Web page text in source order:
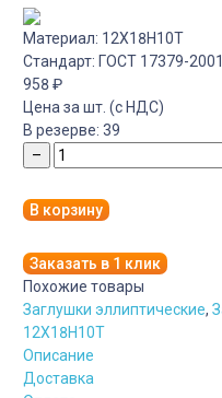
Материал: 12Х18Н10Т
Стандарт: ГОСТ 17379-2001
958₽
Цена за шт. (с НДС)
В резерве: 39
–
В корзину
Заказать в 1 клик
Похожие товары
Заглушки эллиптические,
12Х18Н10Т
Описание
Доставка